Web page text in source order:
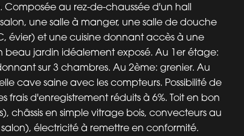
Composée au rez-de-chaussée d'un hall
une salle à manger, une salle de douche
évier) et une cuisine donnant accès à une
beau jardin idéalement exposé. Au 1er étage:
sur 3 chambres. Au 2ème: grenier. Au
cave saine avec les compteurs. Possibilité de
frais d'enregistrement réduits à 6%. Toit en bon
châssis en simple vitrage bois, convecteurs au
électricité à remettre en conformité.